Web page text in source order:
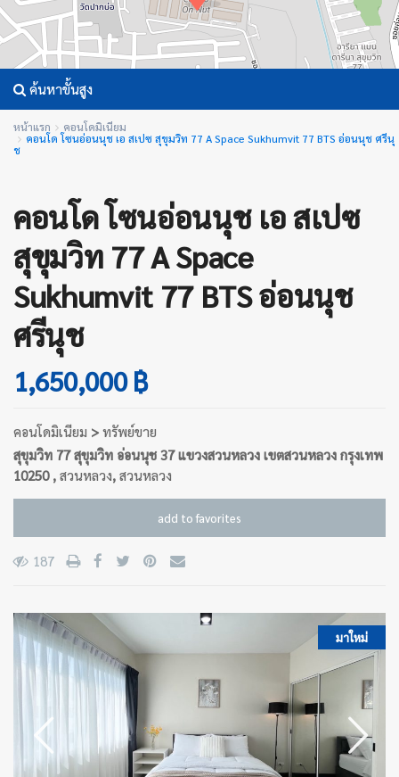
ค้นหาขั้นสูง
หน้าแรก
คอนโดมิเนียม
คอนโด โซนอ่อนนุช เอ สเปซ สุขุมวิท 77 A Space Sukhumvit 77 BTS อ่อนนุช ศรีนุ
ช
คอนโด โซนอ่อนนุช เอ สเปซ
สุขุมวิท 77 A Space
Sukhumvit 77 BTS อ่อนนุช
ศรีนุช
1,650,000 ฿
คอนโดมิเนียม > ทรัพย์ขาย
สุขุมวิท 77 สุขุมวิท อ่อนนุช 37 แขวงสวนหลวง เขตสวนหลวง กรุงเทพ
10250 , สวนหลวง, สวนหลวง
add to favorites
187
มาใหม่